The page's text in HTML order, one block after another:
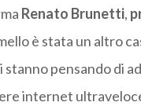
Renato Brunetti,
è stata un altro
stanno pensando di
internet